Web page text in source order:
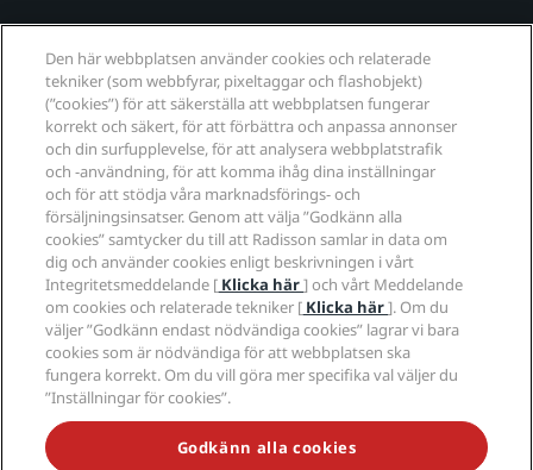
Spännande resmål
Snabblänkar
Researrangörer
Företag
Juridiskt
Hjälp
Radisson Hotel Group, Radisson, Radisson RED,
Den här webbplatsen använder cookies och relaterade
tekniker (som webbfyrar, pixeltaggar och flashobjekt)
(”cookies”) för att säkerställa att webbplatsen fungerar
korrekt och säkert, för att förbättra och anpassa annonser
och din surfupplevelse, för att analysera webbplatstrafik
och -användning, för att komma ihåg dina inställningar
och för att stödja våra marknadsförings- och
försäljningsinsatser. Genom att välja ”Godkänn alla
cookies” samtycker du till att Radisson samlar in data om
dig och använder cookies enligt beskrivningen i vårt
Integritetsmeddelande [ Klicka här] och vårt Meddelande
om cookies och relaterade tekniker [ Klicka här]. Om du
väljer ”Godkänn endast nödvändiga cookies” lagrar vi bara
cookies som är nödvändiga för att webbplatsen ska
fungera korrekt. Om du vill göra mer specifika val väljer du
”Inställningar för cookies”.
Godkänn alla cookies